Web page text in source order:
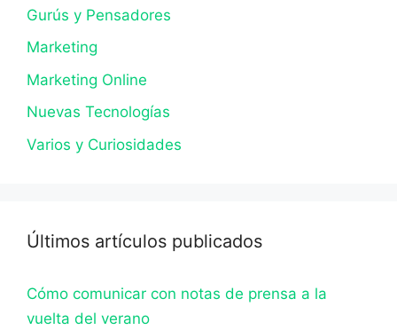
Gurús y Pensadores
Marketing
Marketing Online
Nuevas Tecnologías
Varios y Curiosidades
Últimos artículos publicados
Cómo comunicar con notas de prensa a la
vuelta del verano